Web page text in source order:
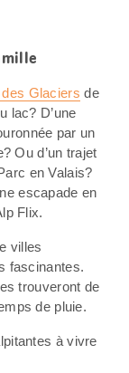
Glaciers de
lac? D’une
par un
Ou d’un trajet
en Valais?
escapade en
Flix.
villes
fascinantes.
trouveront de
de pluie.
à vivre